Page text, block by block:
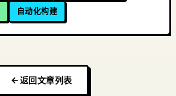
自动化构建
返回文章列表